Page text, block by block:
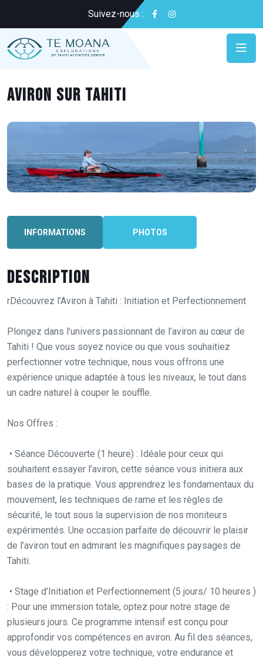
Suivez-nous :
Aviron sur Tahiti
INFORMATIONS PHOTOS
Description
rDécouvrez l’Aviron à Tahiti : Initiation et Perfectionnement
Plongez dans l’univers passionnant de l’aviron au cœur de
Tahiti ! Que vous soyez novice ou que vous souhaitiez
perfectionner votre technique, nous vous offrons une
expérience unique adaptée à tous les niveaux, le tout dans
un cadre naturel à couper le souffle.
Nos Offres :
• Séance Découverte (1 heure) : Idéale pour ceux qui
souhaitent essayer l’aviron, cette séance vous initiera aux
bases de la pratique. Vous apprendrez les fondamentaux du
mouvement, les techniques de rame et les règles de
sécurité, le tout sous la supervision de nos moniteurs
expérimentés. Une occasion parfaite de découvrir le plaisir
de l’aviron tout en admirant les magnifiques paysages de
Tahiti.
• Stage d’Initiation et Perfectionnement (5 jours/ 10 heures )
: Pour une immersion totale, optez pour notre stage de
plusieurs jours. Ce programme intensif est conçu pour
approfondir vos compétences en aviron. Au fil des séances,
vous développerez votre technique, votre endurance et